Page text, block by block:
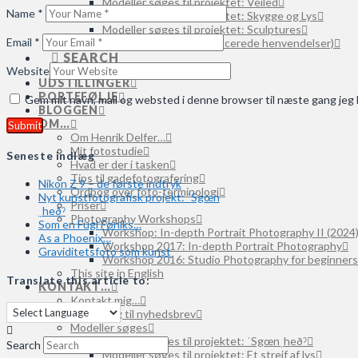
Modeller søges til projektet: Skygge og Lys
Modeller søges til projektet: Sculptures
Modeller søges (uspecificerede henvendelser)
SEARCH
UDSTILLINGER
PORTEFØLJE
BLOGGEN
OM…
Om Henrik Delfer…
Mit fotostudie
Hvad er der i tasken
Tips til gadefotografering
Ordbog over foto-terminologi
Priser
Photography Workshops
Workshop: In-depth Portrait Photography II (2024)
Workshop 2017: In-depth Portrait Photography
Workshop 2016: Studio Photography for beginners
This site in English
KONTAKT…
Kontakt mig…
Tilmelding til nyhedsbrev
Modeller søges
Modeller søges til projektet: ˈSgœnˌheðˀ
Modeller søges til projektet: Et strejf af lys
Name *
Email *
Website
Gem mit navn, mail og websted i denne browser til næste gang jeg
Seneste indlæg
Nikon Z 9 – de første indtryk
Nyt kunstfotografisk projekt: ˈSgœn
ˌheðˀ
Som en Fugl Føniks…
As a Phoenix…
Graviditetsfoto som kunst
Translate this article to:
Search